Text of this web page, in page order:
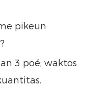
pikeun
3 poé; waktos